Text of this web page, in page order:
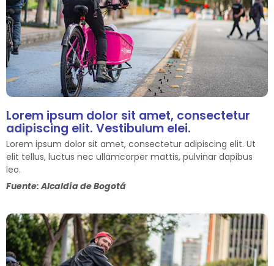
Lorem ipsum dolor sit amet, consectetur
adipiscing elit. Vestibulum elei.
Lorem ipsum dolor sit amet, consectetur adipiscing elit. Ut
elit tellus, luctus nec ullamcorper mattis, pulvinar dapibus
leo.
Fuente: Alcaldía de Bogotá